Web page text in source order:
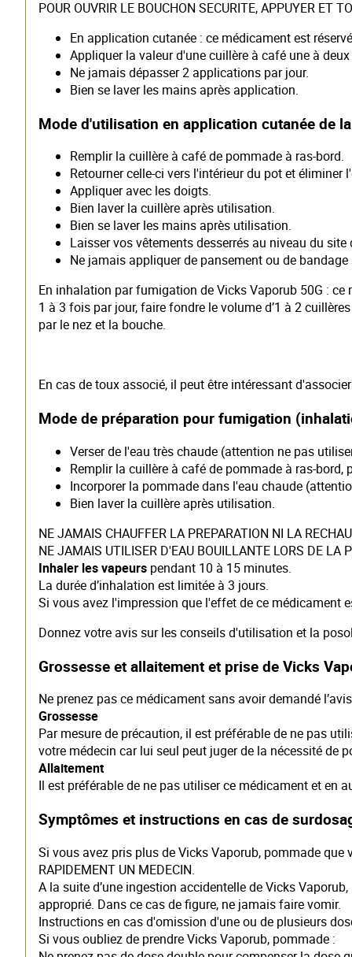
POUR OUVRIR LE BOUCHON SECURITE, APPUYER
En application cutanée : ce médicament est
Appliquer la valeur d'une cuillère à café une à
Ne jamais dépasser 2 applications par jour.
Bien se laver les mains après application.
Mode d'utilisation en application cutanée de
Remplir la cuillère à café de pommade à ras-bord.
Retourner celle-ci vers l'intérieur du pot et
Appliquer avec les doigts.
Bien laver la cuillère après utilisation.
Bien se laver les mains après utilisation.
Laisser vos vêtements desserrés au niveau du
Ne jamais appliquer de pansement ou de
En inhalation par fumigation de Vicks Vaporub 50G :
1 à 3 fois par jour, faire fondre le volume d’1 à 2
par le nez et la bouche.
En cas de toux associé, il peut être intéressant
Mode de préparation pour fumigation
Verser de l'eau très chaude (attention ne pas
Remplir la cuillère à café de pommade à ras-
Incorporer la pommade dans l'eau chaude
Bien laver la cuillère après utilisation.
NE JAMAIS CHAUFFER LA PREPARATION NI LA
NE JAMAIS UTILISER D'EAU BOUILLANTE LORS DE LA
Inhaler les vapeurs pendant 10 à 15 minutes.
La durée d’inhalation est limitée à 3 jours.
Si vous avez l'impression que l'effet de ce médicament
Donnez votre avis sur les conseils d'utilisation et la
Grossesse et allaitement et prise de Vicks
Ne prenez pas ce médicament sans avoir demandé
Grossesse
Par mesure de précaution, il est préférable de ne pas
votre médecin car lui seul peut juger de la nécessité de
Allaitement
Il est préférable de ne pas utiliser ce médicament et en
Symptômes et instructions en cas de
Si vous avez pris plus de Vicks Vaporub, pommade que
RAPIDEMENT UN MEDECIN.
A la suite d’une ingestion accidentelle de Vicks
approprié. Dans ce cas de figure, ne jamais faire vomir.
Instructions en cas d'omission d'une ou de plusieurs
Si vous oubliez de prendre Vicks Vaporub, pommade :